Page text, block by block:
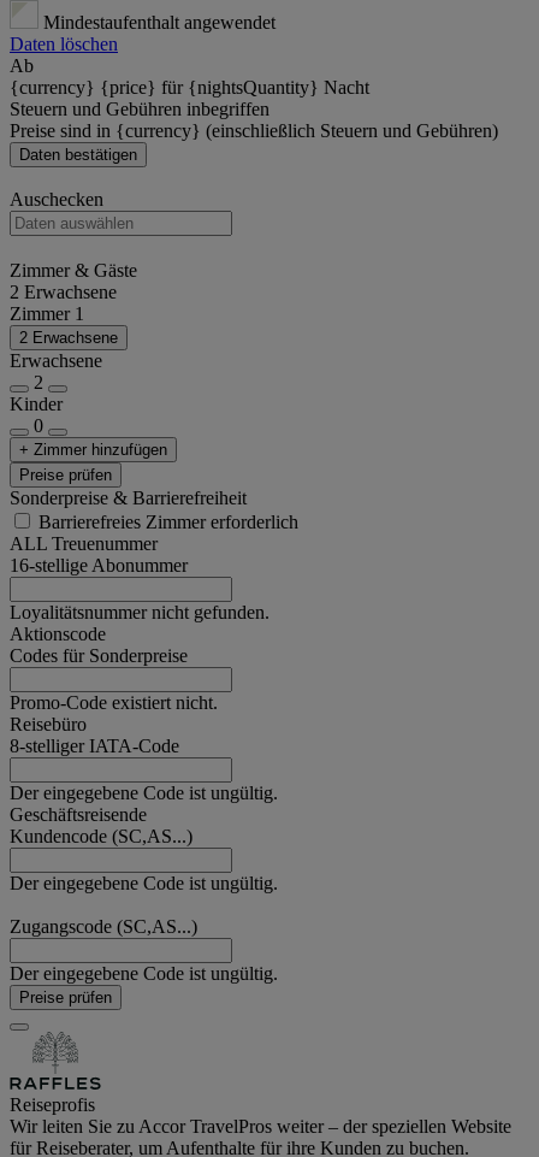
Mindestaufenthalt angewendet
Daten löschen
Ab
{currency} {price} für {nightsQuantity} Nacht
Steuern und Gebühren inbegriffen
Preise sind in {currency} (einschließlich Steuern und Gebühren)
Daten bestätigen
Auschecken
Zimmer & Gäste
2 Erwachsene
Zimmer 1
2 Erwachsene
Erwachsene
2
Kinder
0
+ Zimmer hinzufügen
Preise prüfen
Sonderpreise & Barrierefreiheit
Barrierefreies Zimmer erforderlich
ALL Treuenummer
16-stellige Abonummer
Loyalitätsnummer nicht gefunden.
Aktionscode
Codes für Sonderpreise
Promo-Code existiert nicht.
Reisebüro
8-stelliger IATA-Code
Der eingegebene Code ist ungültig.
Geschäftsreisende
Kundencode (SC,AS...)
Der eingegebene Code ist ungültig.
Zugangscode (SC,AS...)
Der eingegebene Code ist ungültig.
Preise prüfen
Reiseprofis
Wir leiten Sie zu Accor TravelPros weiter – der speziellen Website
für Reiseberater, um Aufenthalte für ihre Kunden zu buchen.